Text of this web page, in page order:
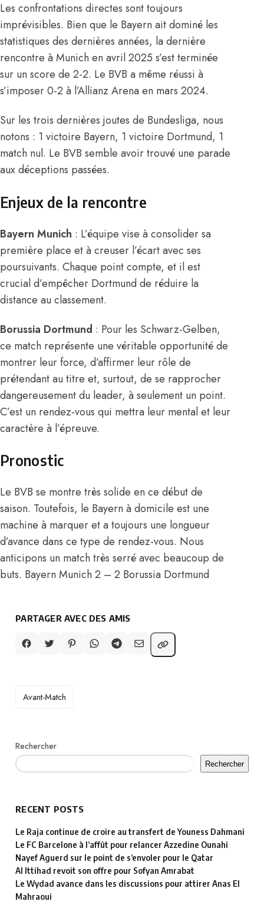
Les confrontations directes sont toujours
imprévisibles. Bien que le Bayern ait dominé les
statistiques des dernières années, la dernière
rencontre à Munich en avril 2025 s’est terminée
sur un score de 2-2. Le BVB a même réussi à
s’imposer 0-2 à l’Allianz Arena en mars 2024.
Sur les trois dernières joutes de Bundesliga, nous
notons : 1 victoire Bayern, 1 victoire Dortmund, 1
match nul. Le BVB semble avoir trouvé une parade
aux déceptions passées.
Enjeux de la rencontre
Bayern Munich : L’équipe vise à consolider sa
première place et à creuser l’écart avec ses
poursuivants. Chaque point compte, et il est
crucial d’empêcher Dortmund de réduire la
distance au classement.
Borussia Dortmund : Pour les Schwarz-Gelben,
ce match représente une véritable opportunité de
montrer leur force, d’affirmer leur rôle de
prétendant au titre et, surtout, de se rapprocher
dangereusement du leader, à seulement un point.
C’est un rendez-vous qui mettra leur mental et leur
caractère à l’épreuve.
Pronostic
Le BVB se montre très solide en ce début de
saison. Toutefois, le Bayern à domicile est une
machine à marquer et a toujours une longueur
d’avance dans ce type de rendez-vous. Nous
anticipons un match très serré avec beaucoup de
buts. Bayern Munich 2 – 2 Borussia Dortmund
PARTAGER AVEC DES AMIS
TAGS
Avant-Match
Rechercher
Rechercher
RECENT POSTS
Le Raja continue de croire au transfert de Youness Dahmani
Le FC Barcelone à l’affût pour relancer Azzedine Ounahi
Nayef Aguerd sur le point de s’envoler pour le Qatar
Al Ittihad revoit son offre pour Sofyan Amrabat
Le Wydad avance dans les discussions pour attirer Anas El
Mahraoui